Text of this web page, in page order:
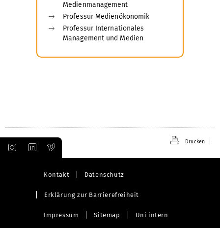
Medienmanagement
Professur Medienökonomik
Professur Internationales
Management und Medien
Drucken
Kontakt Datenschutz
Erklärung zur Barrierefreiheit
Impressum Sitemap Uni intern